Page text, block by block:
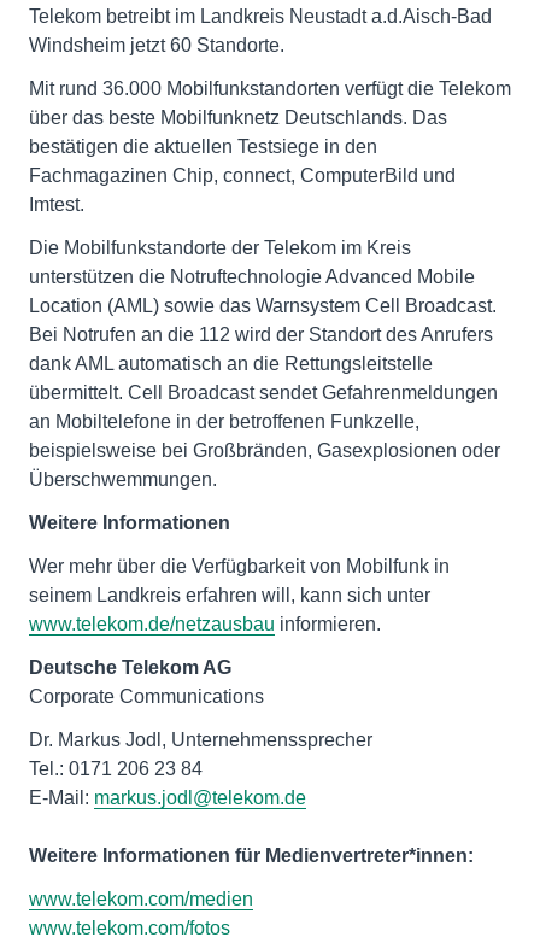
Telekom betreibt im Landkreis Neustadt a.d.Aisch-Bad
Windsheim jetzt 60 Standorte.
Mit rund 36.000 Mobilfunkstandorten verfügt die Telekom
über das beste Mobilfunknetz Deutschlands. Das
bestätigen die aktuellen Testsiege in den
Fachmagazinen Chip, connect, ComputerBild und
Imtest.
Die Mobilfunkstandorte der Telekom im Kreis
unterstützen die Notruftechnologie Advanced Mobile
Location (AML) sowie das Warnsystem Cell Broadcast.
Bei Notrufen an die 112 wird der Standort des Anrufers
dank AML automatisch an die Rettungsleitstelle
übermittelt. Cell Broadcast sendet Gefahrenmeldungen
an Mobiltelefone in der betroffenen Funkzelle,
beispielsweise bei Großbränden, Gasexplosionen oder
Überschwemmungen.
Weitere Informationen
Wer mehr über die Verfügbarkeit von Mobilfunk in
seinem Landkreis erfahren will, kann sich unter
www.telekom.de/netzausbau informieren.
Deutsche Telekom AG
Corporate Communications
Dr. Markus Jodl, Unternehmenssprecher
Tel.: 0171 206 23 84
E-Mail: markus.jodl@telekom.de
Weitere Informationen für Medienvertreter*innen:
www.telekom.com/medien
www.telekom.com/fotos